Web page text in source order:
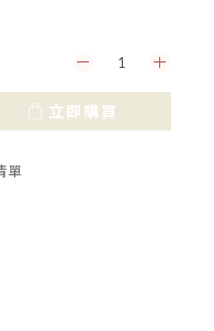
立即購買
單